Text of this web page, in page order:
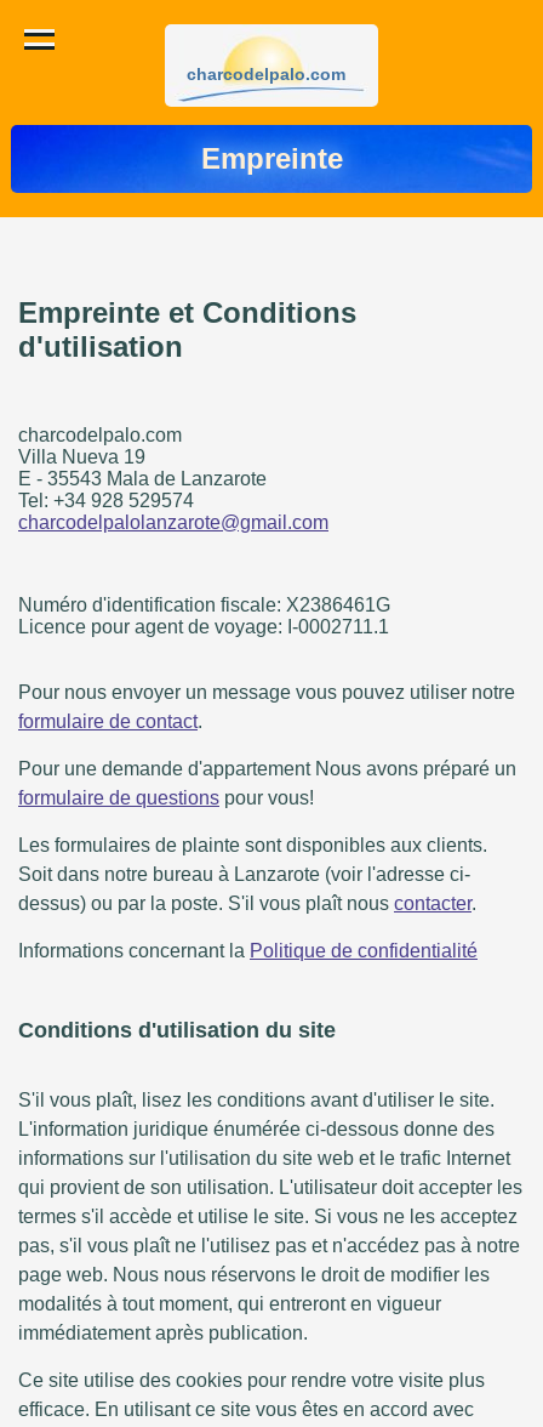
charcodelpalo.com
Empreinte
Empreinte et Conditions
d'utilisation
charcodelpalo.com
Villa Nueva 19
E - 35543 Mala de Lanzarote
Tel: +34 928 529574
charcodelpalolanzarote@gmail.com
Numéro d'identification fiscale: X2386461G
Licence pour agent de voyage: I-0002711.1
Pour nous envoyer un message vous pouvez utiliser notre
formulaire de contact.
Pour une demande d'appartement Nous avons préparé un
formulaire de questions pour vous!
Les formulaires de plainte sont disponibles aux clients.
Soit dans notre bureau à Lanzarote (voir l'adresse ci-
dessus) ou par la poste. S'il vous plaît nous contacter.
Informations concernant la Politique de confidentialité
Conditions d'utilisation du site
S'il vous plaît, lisez les conditions avant d'utiliser le site.
L'information juridique énumérée ci-dessous donne des
informations sur l'utilisation du site web et le trafic Internet
qui provient de son utilisation. L'utilisateur doit accepter les
termes s'il accède et utilise le site. Si vous ne les acceptez
pas, s'il vous plaît ne l'utilisez pas et n'accédez pas à notre
page web. Nous nous réservons le droit de modifier les
modalités à tout moment, qui entreront en vigueur
immédiatement après publication.
Ce site utilise des cookies pour rendre votre visite plus
efficace. En utilisant ce site vous êtes en accord avec